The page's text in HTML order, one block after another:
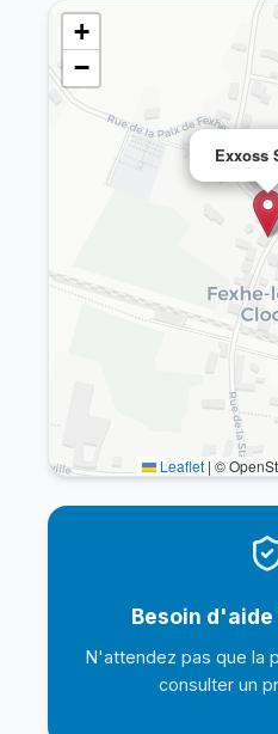
Exxoss
+
−
Leaflet | ©
Besoin d'aide
N'attendez pas que la
consulter un